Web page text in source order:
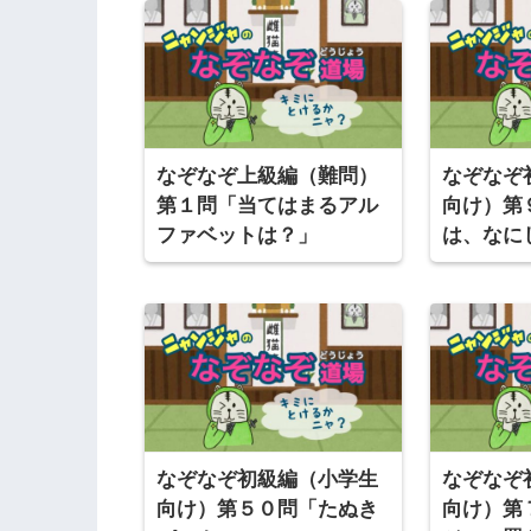
なぞなぞ上級編（難問）
第１問「当てはまるアル
ファベットは？」
なぞなぞ
向け）第
は、なに
なぞなぞ初級編（小学生
向け）第５０問「たぬき
なぞなぞ
向け）第